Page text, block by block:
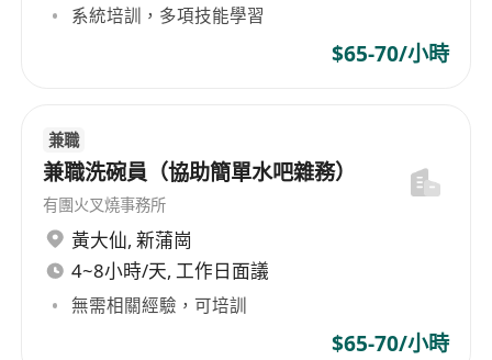
系統培訓，多項技能學習
$65-70/小時
兼職
兼職洗碗員（協助簡單水吧雜務）
有團火叉燒事務所
黃大仙, 新蒲崗
4~8小時/天, 工作日面議
無需相關經驗，可培訓
$65-70/小時